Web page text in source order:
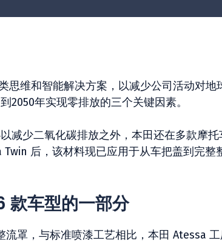
思维和智能解决方案，以减少公司活动对地
2050年实现零排放的三个关键因素。
减少二氧化碳排放之外，本田还在多款摩托
Twin 后，该材料现已应用于从车把盖到完整
车型的一部分
流罩，与标准喷漆工艺相比，本田 Atessa